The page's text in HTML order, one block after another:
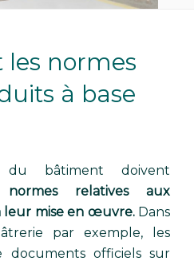
les normes
à base
du bâtiment doivent
normes relatives aux
leur mise en œuvre.Dans
par exemple, les
documents officiels sur